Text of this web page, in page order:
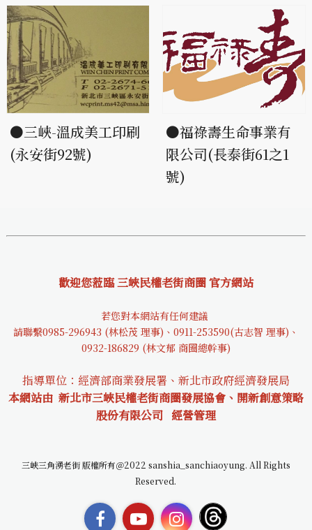
●三峽-溫成美工印刷
(永安街92號)
●福祿壽生命事業有
限公司(長泰街61之1
號)
歡迎您蒞臨 三峽民權老街商圈 官方網站
若您對本網站有任何建議
請聯繫0985-296943 (林松茂 理事)、0911-253590(古志智 理事)、
0932-186829 (林文郁 商圈總幹事)
指導單位：經濟部商業發展署、新北市政府經濟發展局
本網站由 新北市三峽民權老街商圈發展協會、開新創意策略
股份有限公司 經營管理
三峽三角湧老街 版權所有＠2022 sanshia_sanchiaoyung. All Rights
Reserved.